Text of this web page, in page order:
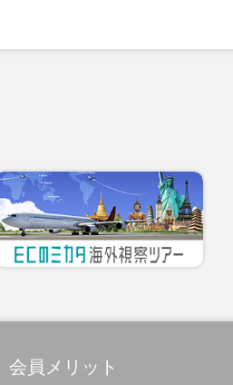
会員メリット